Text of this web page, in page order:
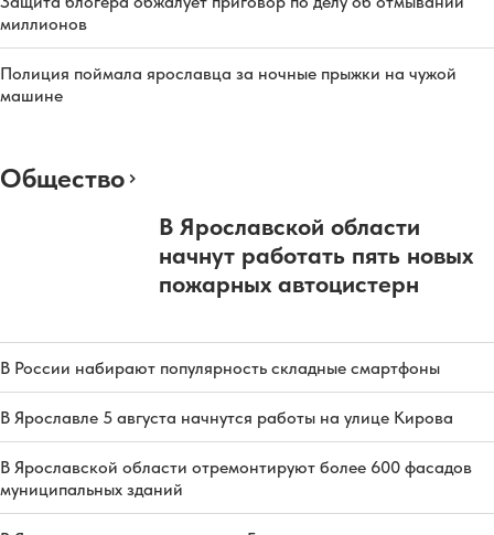
миллионов
Полиция поймала ярославца за ночные прыжки на чужой
машине
Общество
В Ярославской области
начнут работать пять новых
пожарных автоцистерн
В России набирают популярность складные смартфоны
В Ярославле 5 августа начнутся работы на улице Кирова
В Ярославской области отремонтируют более 600 фасадов
муниципальных зданий